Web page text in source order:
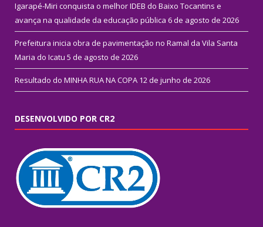
Igarapé-Miri conquista o melhor IDEB do Baixo Tocantins e
avança na qualidade da educação pública 6 de agosto de 2026
Prefeitura inicia obra de pavimentação no Ramal da Vila Santa
Maria do Icatu 5 de agosto de 2026
Resultado do MINHA RUA NA COPA 12 de junho de 2026
DESENVOLVIDO POR CR2